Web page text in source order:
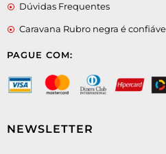
Dúvidas Frequentes
Caravana Rubro negra é
PAGUE COM:
NEWSLETTER